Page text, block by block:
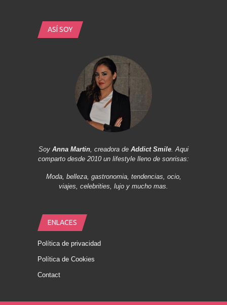
ASÍ SOY
Soy Anna Martin, creadora de Addict Smile. Aqui
comparto desde 2010 un lifestyle lleno de sonrisas:
Moda, belleza, gastronomia, tendencias, ocio,
viajes, celebrities, lujo y mucho mas.
ENLACES
Política de privacidad
Política de Cookies
Contact